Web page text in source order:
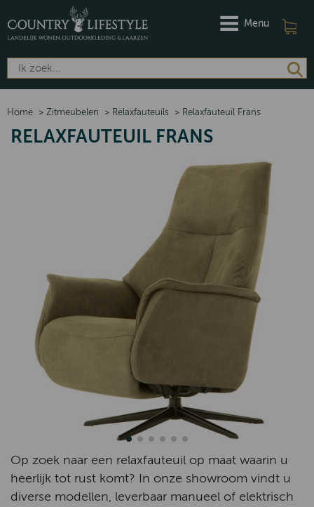
Menu
Home > Zitmeubelen > Relaxfauteuils > Relaxfauteuil Frans
RELAXFAUTEUIL FRANS
Op zoek naar een relaxfauteuil op maat waarin u
heerlijk tot rust komt? In onze showroom vindt u
diverse modellen, leverbaar manueel of elektrisch